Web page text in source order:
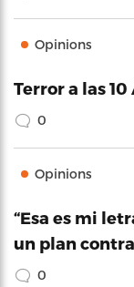
Opinions
Terror a las 10
0
Opinions
“Esa es mi
un plan
0